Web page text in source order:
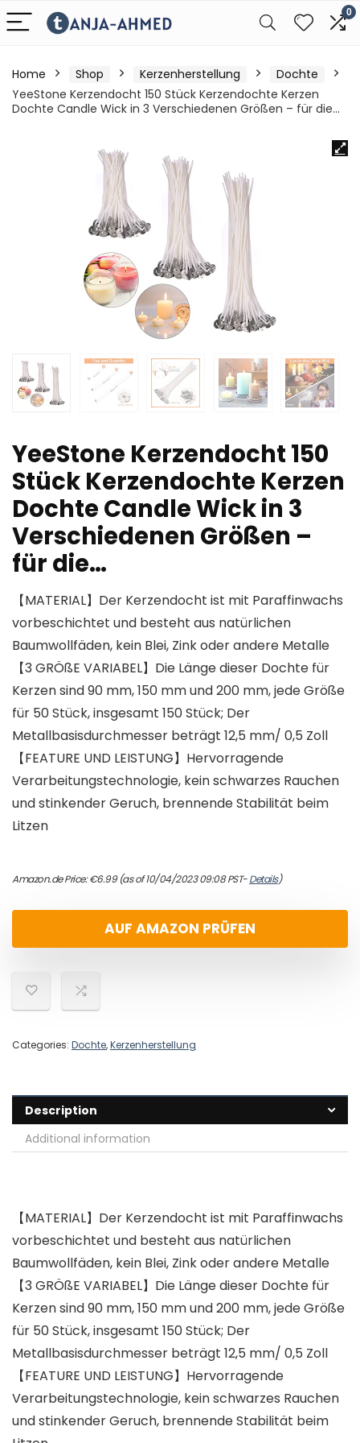
0
Home Shop Kerzenherstellung
Dochte
YeeStone Kerzendocht 150 Stück Kerzendochte Kerzen
Dochte Candle Wick in 3 Verschiedenen Größen – für die…
YeeStone Kerzendocht 150
Stück Kerzendochte Kerzen
Dochte Candle Wick in 3
Verschiedenen Größen –
für die…
【MATERIAL】Der Kerzendocht ist mit Paraffinwachs
vorbeschichtet und besteht aus natürlichen
Baumwollfäden, kein Blei, Zink oder andere Metalle
【3 GRÖßE VARIABEL】Die Länge dieser Dochte für
Kerzen sind 90 mm, 150 mm und 200 mm, jede Größe
für 50 Stück, insgesamt 150 Stück; Der
Metallbasisdurchmesser beträgt 12,5 mm/ 0,5 Zoll
【FEATURE UND LEISTUNG】Hervorragende
Verarbeitungstechnologie, kein schwarzes Rauchen
und stinkender Geruch, brennende Stabilität beim
Litzen
Amazon.de Price:€6.99(as of 10/04/2023 09:08 PST-Details)
AUF AMAZON PRÜFEN
Categories: Dochte,Kerzenherstellung
Description
Additional information
【MATERIAL】Der Kerzendocht ist mit Paraffinwachs
vorbeschichtet und besteht aus natürlichen
Baumwollfäden, kein Blei, Zink oder andere Metalle
【3 GRÖßE VARIABEL】Die Länge dieser Dochte für
Kerzen sind 90 mm, 150 mm und 200 mm, jede Größe
für 50 Stück, insgesamt 150 Stück; Der
Metallbasisdurchmesser beträgt 12,5 mm/ 0,5 Zoll
【FEATURE UND LEISTUNG】Hervorragende
Verarbeitungstechnologie, kein schwarzes Rauchen
und stinkender Geruch, brennende Stabilität beim